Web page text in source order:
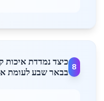
8
כיצד נמדדת איכות
בבאר שבע לעומת